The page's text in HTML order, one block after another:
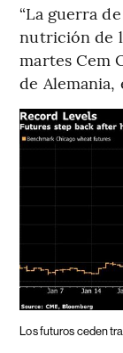
“La guerra
nutrición de
martes Cem
de
Los futuros ceden